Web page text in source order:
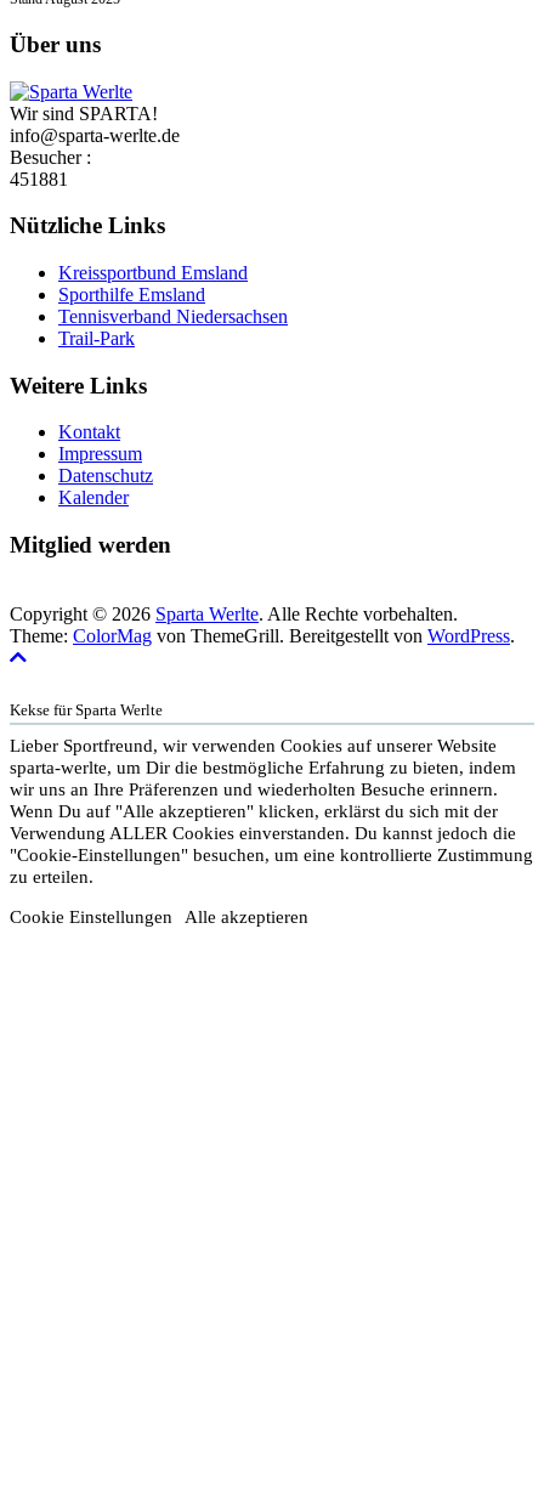
Über uns
Wir sind SPARTA!
info@sparta-werlte.de
Besucher :
451881
Nützliche Links
Kreissportbund Emsland
Sporthilfe Emsland
Tennisverband Niedersachsen
Trail-Park
Weitere Links
Kontakt
Impressum
Datenschutz
Kalender
Mitglied werden
Copyright © 2026 Sparta Werlte. Alle Rechte vorbehalten.
Theme: ColorMag von ThemeGrill. Bereitgestellt von WordPress.
Kekse für Sparta Werlte
Lieber Sportfreund, wir verwenden Cookies auf unserer Website
sparta-werlte, um Dir die bestmögliche Erfahrung zu bieten, indem
wir uns an Ihre Präferenzen und wiederholten Besuche erinnern.
Wenn Du auf "Alle akzeptieren" klicken, erklärst du sich mit der
Verwendung ALLER Cookies einverstanden. Du kannst jedoch die
"Cookie-Einstellungen" besuchen, um eine kontrollierte Zustimmung
zu erteilen.
Cookie Einstellungen Alle akzeptieren